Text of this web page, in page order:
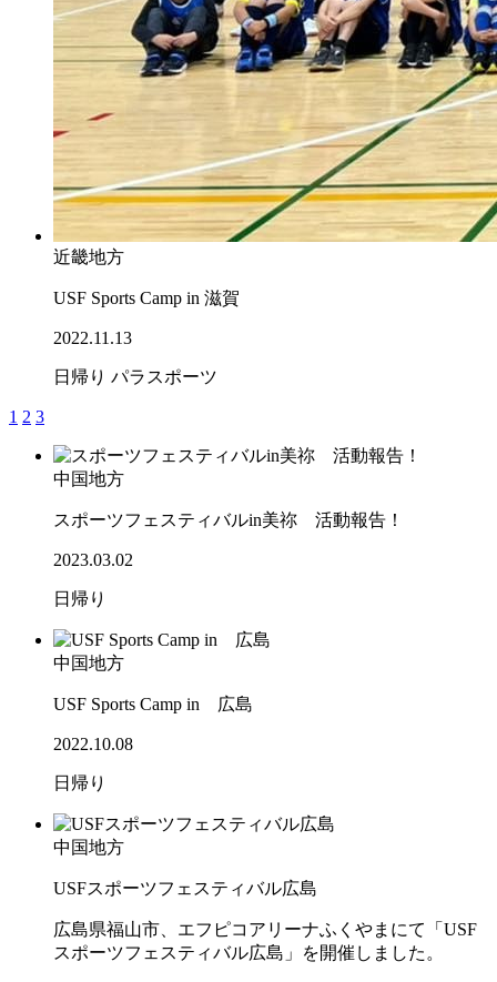
近畿地方
USF Sports Camp in 滋賀
2022.11.13
日帰り パラスポーツ
1 2 3
中国地方
スポーツフェスティバルin美祢 活動報告！
2023.03.02
日帰り
中国地方
USF Sports Camp in 広島
2022.10.08
日帰り
中国地方
USFスポーツフェスティバル広島
広島県福山市、エフピコアリーナふくやまにて「USF
スポーツフェスティバル広島」を開催しました。